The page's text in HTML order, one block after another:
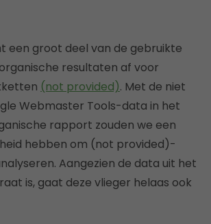
een groot deel van de gebruikte
resultaten af voor
(not provided). Met de niet
Webmaster Tools-data in het
rapport zouden we een
hebben om (not provided)-
Aangezien de data uit het
is, gaat deze vlieger helaas ook